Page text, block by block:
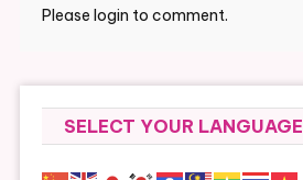
Please login to comment.
SELECT YOUR LANGUAGE